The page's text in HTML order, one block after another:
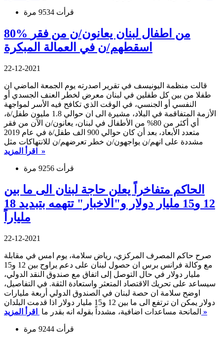
قرأت 9534 مرة
80% من اطفال لبنان يعانون/ن من فقر
اسقطهم/ن في العمالة المبكرة
22-12-2021
قالت منظمة اليونيسف في تقرير اصدرته يوم الجمعة الماضي ان
طفلا من بين كل طفلين في لبنان معرض لخطر العنف الجسدي أو
النفسي أو الجنسي، في الوقت الذي تكافح فيه الأسر لمواجهة
الأزمة المتفاقمة في البلاد، مشيرة الى ان حوالي 1.8 مليون طفل/ة،
أي أكثر من 80% من الأطفال في لبنان، يعانون/ن الآن من فقر
متعدد الأبعاد، بعد أن كان حوالي 900 الف طفل/ة في عام 2019
مشددة على انهم/ن يواجهون/ن خطر تعرضهم/ن للانتهاكات مثل
اقرأ المزيد »
قرأت 9256 مرة
الحاكم متفاخراً يعلن حاجة لبنان الى ما بين
12 و15 مليار دولار و"الاخبار" تتهمه بتبديد 18
ملياراً
22-12-2021
صرح حاكم المصرف المركزي، رياض سلامة، يوم امس في مقابلة
مع وكالة فرانس برس ان حصول لبنان على دعم يراوح بين 12 و15
مليار دولار في حال التوصل إلى اتفاق مع صندوق النقد الدولي،
سيساعد على تحريك الاقتصاد المتعثر واستعادة الثقة. في التفاصيل،
اوضح سلامة ان حصة لبنان في الصندوق الدولي أربعة مليارات
دولار يمكن ان ترتفع الى ما بين 12 و15 مليار دولار اذا قدمت البلدان
المانحة مساعدات اضافية، مشدداً بقوله انه بقدر ما اقرأ المزيد »
قرأت 9244 مرة